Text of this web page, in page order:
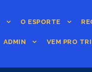
O ESPORTE
ADMIN VEM PRO TRI